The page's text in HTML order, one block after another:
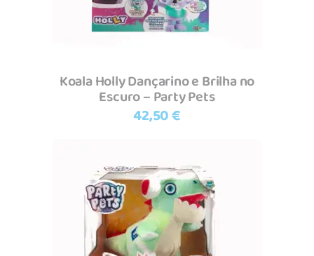
Koala Holly Dançarino e Brilha no
Escuro – Party Pets
42,50€
Adicionar